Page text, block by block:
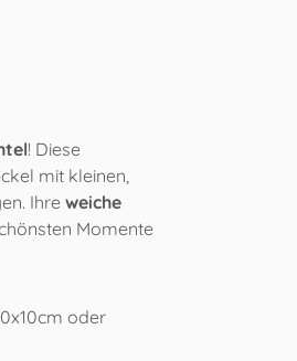
! Diese
mit kleinen,
Ihre weiche
Momente
oder